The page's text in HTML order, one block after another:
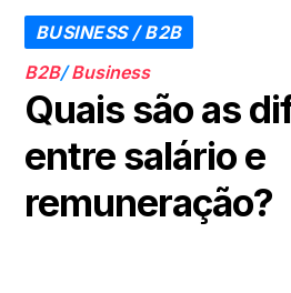
BUSINESS / B2B
B2B/Business
Quais são as
entre salário e
remuneração?